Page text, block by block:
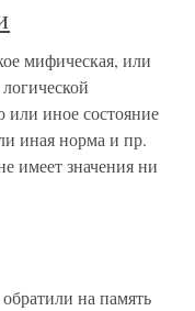
мифическая, или
или иное состояние
иная норма и пр.
имеет значения ни
на память